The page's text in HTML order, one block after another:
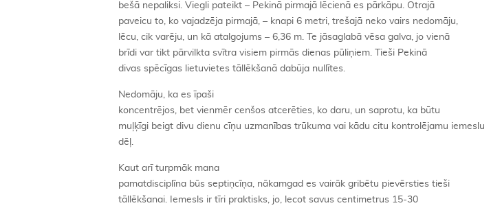
bešā nepaliksi. Viegli pateikt – Pekinā pirmajā lēcienā es pārkāpu. Otrajā
paveicu to, ko vajadzēja pirmajā, – knapi 6 metri, trešajā neko vairs nedomāju,
lēcu, cik varēju, un kā atalgojums – 6,36 m. Te jāsaglabā vēsa galva, jo vienā
brīdi var tikt pārvilkta svītra visiem pirmās dienas pūliņiem. Tieši Pekinā
divas spēcīgas lietuvietes tāllēkšanā dabūja nullītes.
Nedomāju, ka es īpaši
koncentrējos, bet vienmēr cenšos atcerēties, ko daru, un saprotu, ka būtu
muļķīgi beigt divu dienu cīņu uzmanības trūkuma vai kādu citu kontrolējamu iemeslu
dēļ.
Kaut arī turpmāk mana
pamatdisciplīna būs septiņcīņa, nākamgad es vairāk gribētu pievērsties tieši
tāllēkšanai. Iemesls ir tīri praktisks, jo, lecot savus centimetrus 15-30